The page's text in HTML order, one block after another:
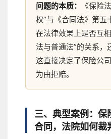
问题的本质：
《保险
权”与《合同法》第五
在法律效果上是否互
法与普通法”的关系，
这直接决定了保险公
为由拒赔。
三、典型案例：保
合同，法院如何裁